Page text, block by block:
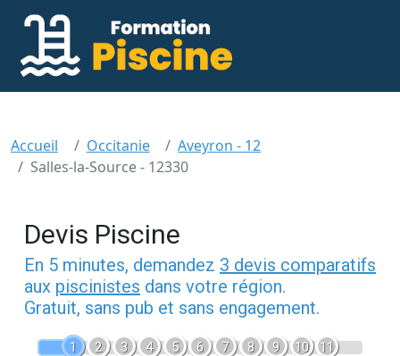
Accueil Occitanie
Aveyron - 12
Salles-la-Source - 12330
Devis Piscine
En 5 minutes, demandez 3 devis comparatifs
aux piscinistes dans votre région.
Gratuit, sans pub et sans engagement.
1 2 3 4 5 6 7 8 9 10 11